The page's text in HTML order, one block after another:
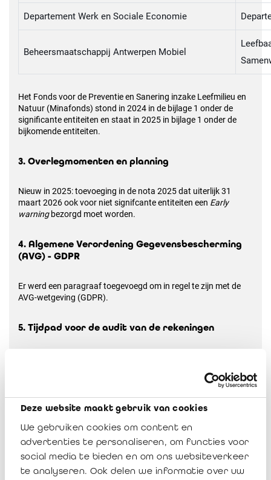
Deze website maakt gebruik van cookies
We gebruiken cookies om content en
advertenties te personaliseren, om functies voor
social media te bieden en om ons websiteverkeer
te analyseren. Ook delen we informatie over uw
Departement Werk en Sociale Economie
Beheersmaatschappij Antwerpen Mobiel
Het Fonds voor de Preventie en Sanering inzake Leefmilieu en
Natuur (Minafonds) stond in 2024 in de bijlage 1 onder de
significante entiteiten en staat in 2025 in bijlage 1 onder de
bijkomende entiteiten.
3. Overlegmomenten en planning
Nieuw in 2025: toevoeging in de nota 2025 dat uiterlijk 31
maart 2026 ook voor niet signifcante entiteiten een Early
warningbezorgd moet worden.
4. Algemene Verordening Gegevensbescherming
(AVG) - GDPR
Er werd een paragraaf toegevoegd om in regel te zijn met de
AVG-wetgeving (GDPR).
5. Tijdpad voor de audit van de rekeningen
6. Contactpersonen
De contactpersonen opgenomen in de nota werden geüpdatet.